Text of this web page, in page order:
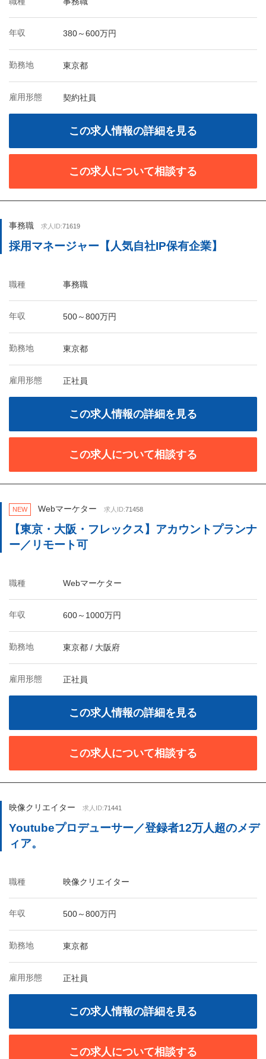
年収 380～600万円
勤務地 東京都
雇用形態 契約社員
この求人情報の詳細を見る
この求人について相談する
事務職 求人ID:71619
採用マネージャー【人気自社IP保有企業】
職種 事務職
年収 500～800万円
勤務地 東京都
雇用形態 正社員
この求人情報の詳細を見る
この求人について相談する
NEW Webマーケター 求人ID:71458
【東京・大阪・フレックス】アカウントプランナ
ー／リモート可
職種 Webマーケター
年収 600～1000万円
勤務地 東京都 / 大阪府
雇用形態 正社員
この求人情報の詳細を見る
この求人について相談する
映像クリエイター 求人ID:71441
Youtubeプロデューサー／登録者12万人超のメデ
ィア。
職種 映像クリエイター
年収 500～800万円
勤務地 東京都
雇用形態 正社員
この求人情報の詳細を見る
この求人について相談する